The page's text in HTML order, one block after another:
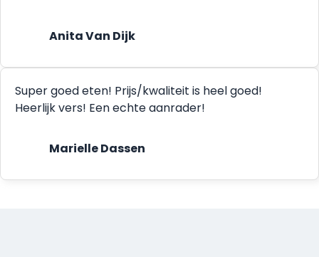
Anita Van Dijk
Super goed eten! Prijs/kwaliteit is heel goed!
Heerlijk vers! Een echte aanrader!
Marielle Dassen